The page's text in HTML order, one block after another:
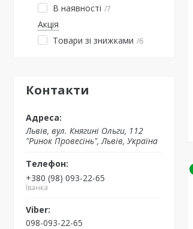
В наявності 7
Акція
Товари зі знижками
6
Контакти
Львів, вул. Княгині Ольги, 112
"Ринок Провесінь", Львів, Україна
+380 (98) 093-22-65
Іванка
098-093-22-65